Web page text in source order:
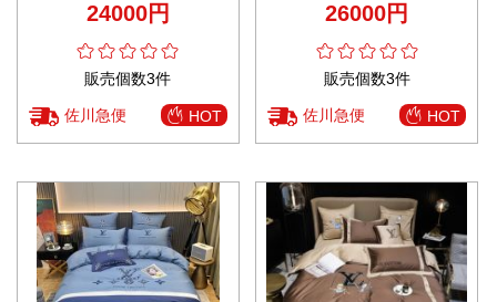
24000円
販売個数3件
佐川急便 HOT
カバー ボックスシーツ 枕カバー
26000円
販売個数3件
佐川急便 HOT